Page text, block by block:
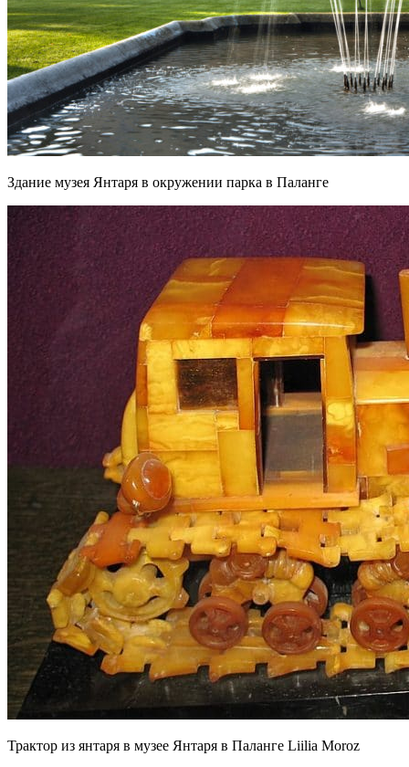
Здание музея Янтаря в окружении парка в Паланге
Трактор из янтаря в музее Янтаря в Паланге Liilia Moroz